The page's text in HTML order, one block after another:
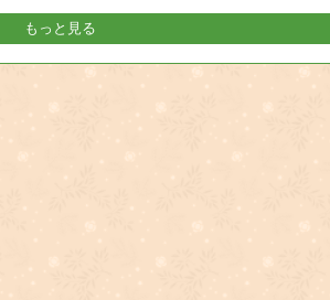
もっと見る